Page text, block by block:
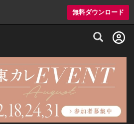
無料ダウンロード
グルメ情報・プレミアムレストラン予約